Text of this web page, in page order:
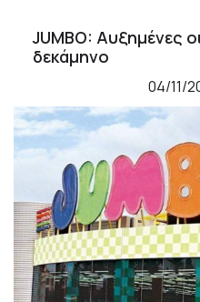
JUMBO: Αυξημένες
δεκάμηνο
04/11/